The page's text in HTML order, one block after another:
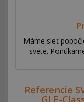
Máme sieť
svete.
Referencie
GLE-